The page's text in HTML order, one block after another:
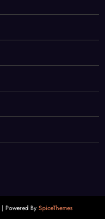
| Powered By SpiceThemes